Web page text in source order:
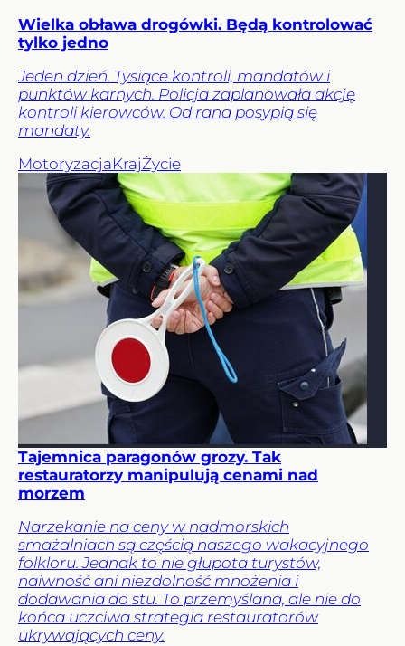
Wielka obława drogówki. Będą kontrolować
tylko jedno
Jeden dzień. Tysiące kontroli, mandatów i
punktów karnych. Policja zaplanowała akcję
kontroli kierowców. Od rana posypią się
mandaty.
MotoryzacjaKrajŻycie
Tajemnica paragonów grozy. Tak
restauratorzy manipulują cenami nad
morzem
Narzekanie na ceny w nadmorskich
smażalniach są częścią naszego wakacyjnego
folkloru. Jednak to nie głupota turystów,
naiwność ani niezdolność mnożenia i
dodawania do stu. To przemyślana, ale nie do
końca uczciwa strategia restauratorów
ukrywających ceny.